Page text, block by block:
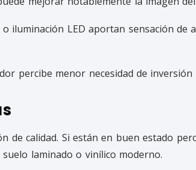
iluminación LED aportan sensación de
percibe menor necesidad de inversión
de calidad. Si están en buen estado
laminado o vinílico moderno.